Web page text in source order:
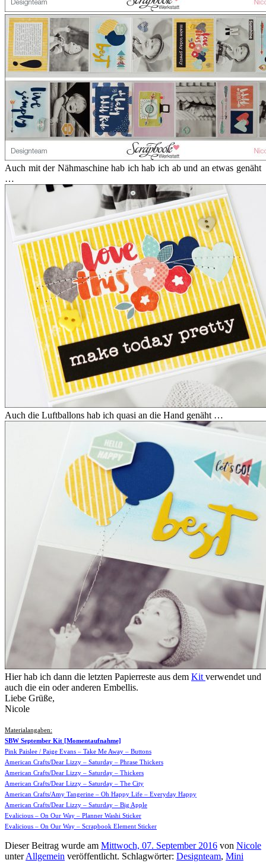
Auch mit der Nähmaschine hab ich hab ich ab und an etwas genäht
…
Auch die Luftballons hab ich quasi an die Hand genäht …
Hier hab ich dann die letzten Papierreste aus dem Kit verwendet und
auch die ein oder anderen Embellis.
Liebe Grüße,
Nicole
Materialangaben:
SBW September Kit [Momentaufnahme]
Pink Paislee / Paige Evans – Take Me Away – Buttons
American Crafts/Dear Lizzy – Saturday – Phrase Thickers
American Crafts/Dear Lizzy – Saturday – Thickers
American Crafts/Dear Lizzy – Saturday – The City
American Crafts/Amy Tangerine – Oh Happy Life – Everyday Happy
American Crafts/Dear Lizzy – Saturday – Big Apple
Evalicious – On Our Way – Planner Washi Sticker
Evalicious – On Our Way – Scrapbook Element Sticker
Dieser Beitrag wurde am Mittwoch, 07. September 2016 von Nicole
unterAllgemein veröffentlicht. Schlagwörter: Designteam, Mini